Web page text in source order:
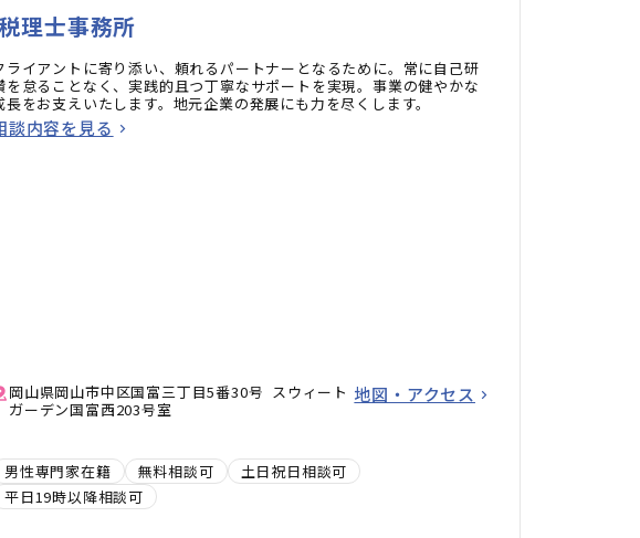
理士事務所
ライアントに寄り添い、頼れるパートナーとなるために。常に自己研
を怠ることなく、実践的且つ丁寧なサポートを実現。事業の健やかな
長をお支えいたします。地元企業の発展にも力を尽くします。
談内容を見る
岡山県岡山市中区国富三丁目5番30号 スウィート
ガーデン国富西203号室
地図・アクセス
男性専門家在籍 無料相談可
土日祝日相談可
平日19時以降相談可